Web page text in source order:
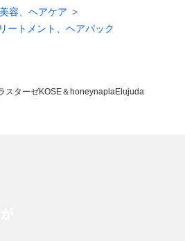
容、ヘアケア
ートメント、ヘアパック
スターゼKOSE＆honeynaplaElujuda